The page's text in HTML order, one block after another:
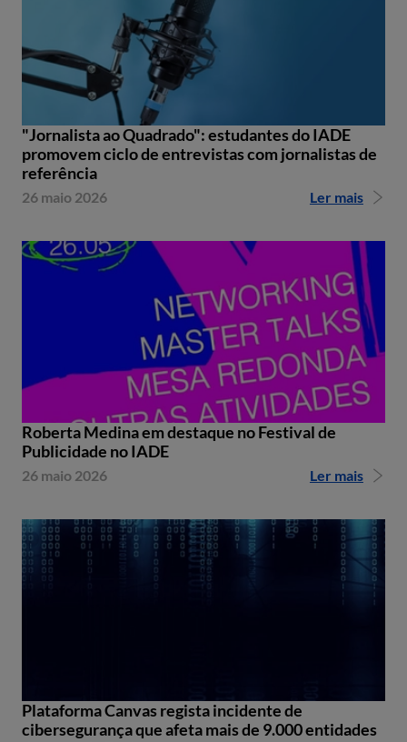
"Jornalista ao Quadrado": estudantes do IADE
promovem ciclo de entrevistas com jornalistas de
referência
26 maio 2026 Ler mais
Roberta Medina em destaque no Festival de
Publicidade no IADE
26 maio 2026 Ler mais
Plataforma Canvas regista incidente de
cibersegurança que afeta mais de 9.000 entidades